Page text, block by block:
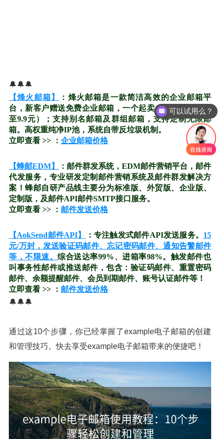
🔔🔔🔔
【烽火邮箱】
：烽火邮箱是一款简洁高效的企业邮箱平
台，新客户赠送免费企业邮箱，一个起卖、按月付费（低
至9.9元）；支持别名邮箱及群组邮箱，支持定制无限邮
箱。高权重纯净IP池，系统自带反垃圾机制。
立即查看 >> ： 企业邮箱价格
【蜂邮EDM】
：邮件群发系统，EDM邮件营销平台，邮件
代发服务，专业研发定制邮件营销系统及邮件群发解决方
案！蜂邮自研产品线主要分为标准版、外贸版、企业版、
定制版，及邮件API邮件SMTP接口服务。
立即查看 >> ： 邮件发送价格
【AokSend邮件API】 ：专注触发式邮件API发送服务。 15
元/万封，发送验证码邮件、忘记密码邮件、通知告警邮件
等，不限速。综合送达率99%、进箱率98%。触发邮件也
叫事务性邮件或推送邮件，包含：验证码邮件、重置密码
邮件、余额提醒邮件、会员到期邮件、账号认证邮件等！
立即查看 >> ： 邮件发送价格
🔔🔔🔔
通过这10个步骤，你已经掌握了example电子邮箱的创建
和管理技巧。快去享受example电子邮箱带来的便捷吧！
可以试用么？